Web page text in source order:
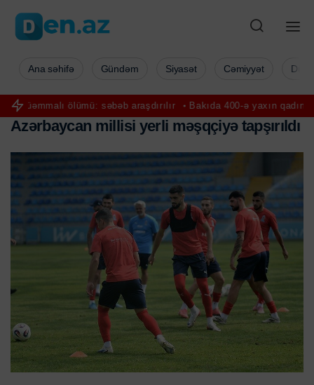
səbəb araşdırılır Bakıda 400-ə yaxın qadın pulsuz onkoloji
Ana səhifə Gündəm Siyasət Cəmiyyət
Azərbaycan millisi yerli məşqçiyə tapşırıldı